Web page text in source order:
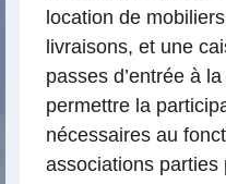
location de
livraisons, et une
passes d’entrée à
permettre la
nécessaires au
associations parties